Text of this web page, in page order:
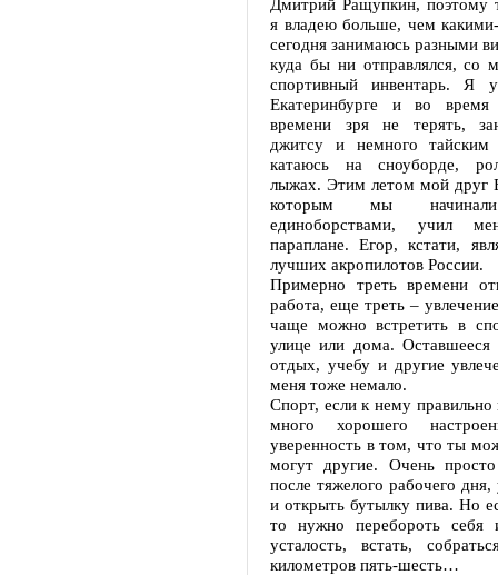
Дмитрий Ращупкин, поэтому
я владею больше, чем
сегодня занимаюсь разными
куда бы ни отправлялся, со
спортивный инвентарь. Я
Екатеринбурге и во
времени зря не терять,
джитсу и немного
катаюсь на сноуборде,
лыжах. Этим летом мой друг
которым мы начинали
единоборствами, учил
параплане. Егор, кстати,
лучших акропилотов России.
Примерно треть времени
работа, еще треть –
чаще можно встретить в
улице или дома. Оставшееся
отдых, учебу и другие
меня тоже немало.
Спорт, если к нему правильно
много хорошего
уверенность в том, что ты
могут другие. Очень
после тяжелого рабочего дня,
и открыть бутылку пива. Но
то нужно перебороть себя
усталость, встать,
километров пять-шесть…